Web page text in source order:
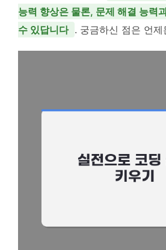
능력 향상은 물론, 문제 해결 능력
수 있답니다 . 궁금하신 점은 언